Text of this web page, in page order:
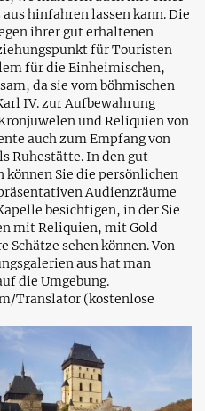
hinfahren lassen kann. Die
ihrer gut erhaltenen
für Touristen
für die Einheimischen,
da sie vom böhmischen
IV. zur Aufbewahrung
und Reliquien von
auch zum Empfang von
Ruhestätte. In den gut
können Sie die persönlichen
Audienzräume
besichtigen, in der Sie
mit Reliquien, mit Gold
Schätze sehen können. Von
aus hat man
die Umgebung.
Translator (kostenlose